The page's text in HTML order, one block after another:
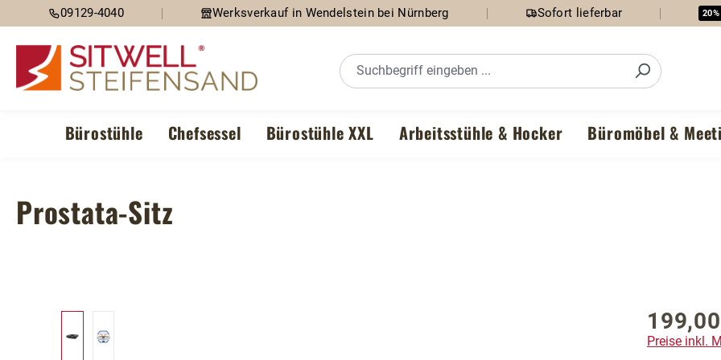
Hauptinhalt springen
Zur Suche springen
Zur Hauptnavigation springen
09129-4040 Werksverkauf in Wendelstein bei Nürnberg Sofort lieferbar 20%
Bürostühle Chefsessel Bürostühle XXL Arbeitsstühle & Hocker Büromöbel &
Prostata-Sitz
Regulärer
Preise inkl.